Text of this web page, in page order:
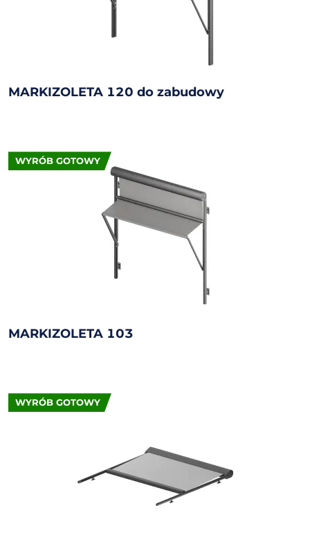
MARKIZOLETA 120 do zabudowy
WYRÓB GOTOWY
MARKIZOLETA 103
WYRÓB GOTOWY